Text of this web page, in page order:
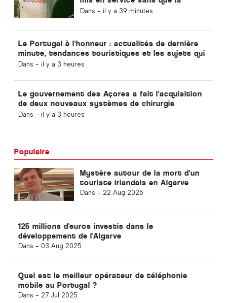
nouvelle fonctionnalité soit
Dans - il y a 39 minutes
Le Portugal à l'honneur : actualités de dernière
minute, tendances touristiques et les sujets qui
font la une
Dans - il y a 3 heures
Le gouvernement des Açores a fait l'acquisition
de deux nouveaux systèmes de chirurgie
robotisée
Dans - il y a 3 heures
Populaire
Mystère autour de la mort d'un
touriste irlandais en Algarve
Dans - 22 Aug 2025
125 millions d'euros investis dans le
développement de l'Algarve
Dans - 03 Aug 2025
Quel est le meilleur opérateur de téléphonie
mobile au Portugal ?
Dans - 27 Jul 2025